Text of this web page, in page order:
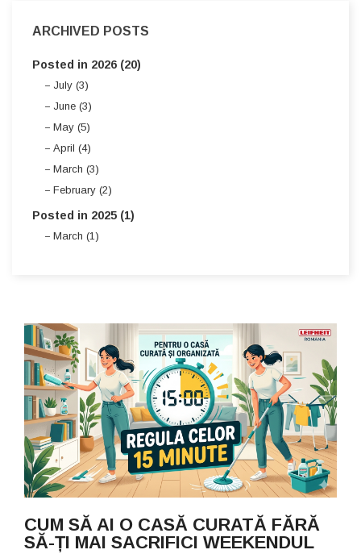
ARCHIVED POSTS
Posted in 2026 (20)
July (3)
June (3)
May (5)
April (4)
March (3)
February (2)
Posted in 2025 (1)
March (1)
CUM SĂ AI O CASĂ CURATĂ FĂRĂ
SĂ-ȚI MAI SACRIFICI WEEKENDUL